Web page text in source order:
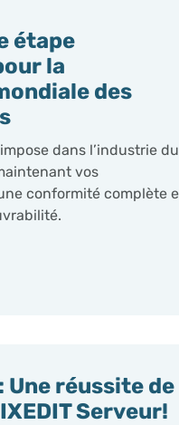
étape
la
des
dans l’industrie du
vos
conformité complète
Une réussite de
Serveur!